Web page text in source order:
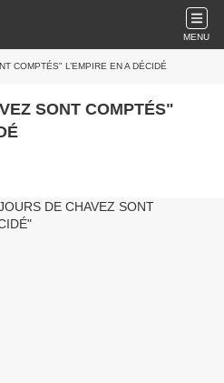
MENU
COMPTÉS" L’EMPIRE EN A DÉCIDÉ
SONT COMPTÉS"